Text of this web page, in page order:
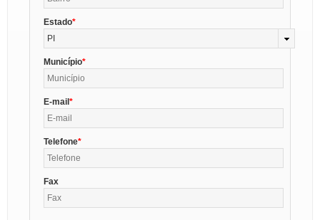
Estado
PI
Município
E-mail
Telefone
Fax